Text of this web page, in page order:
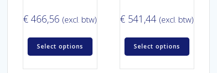
€ 466,56 (excl. btw)
Select options
€ 541,44 (excl. btw)
Select options